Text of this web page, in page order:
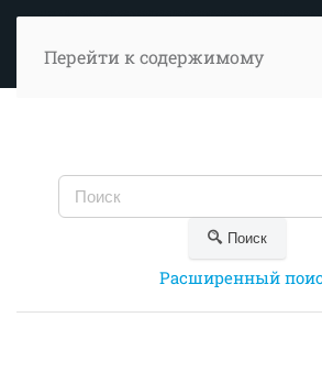
Перейти к содержимому
Поиск
Расширенный